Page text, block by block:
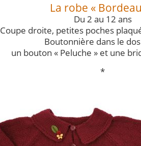
La robe «
Du 2 au 12 ans
Coupe droite, petites poches
Boutonnière dans le
un bouton « Peluche » et une
*